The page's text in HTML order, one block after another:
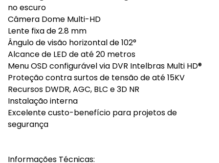
no escuro
Câmera Dome Multi-HD
Lente fixa de 2.8 mm
Ângulo de visão horizontal de 102°
Alcance de LED de até 20 metros
Menu OSD configurável via DVR Intelbras Multi HD®
Proteção contra surtos de tensão de até 15KV
Recursos DWDR, AGC, BLC e 3D NR
Instalação interna
Excelente custo-benefício para projetos de
segurança
Informações Técnicas: